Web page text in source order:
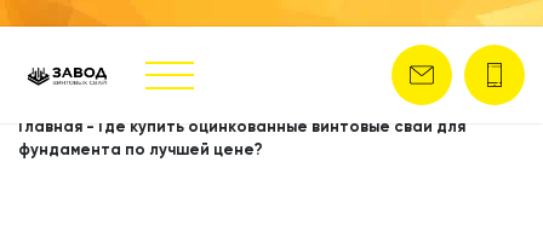
Главная - Где купить оцинкованные винтовые сваи для
фундамента по лучшей цене?